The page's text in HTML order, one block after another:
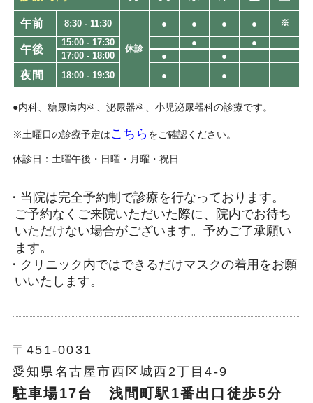
午前 8:30 - 11:30
休診
● ● ● ● ※
午後
15:00 - 17:30 ●
●
17:00 - 18:00
● ●
夜間 18:00 - 19:30​ ● ●
●内科、糖尿病内科、泌尿器科、小児泌尿器科の診療です。
※土曜日の診療予定はこちらをご確認ください。
休診日：土曜午後・日曜・月曜・祝日
・当院は完全予約制で診療を行なっております。
ご予約なくご来院いただいた際に、院内でお待ち
いただけない場合がございます。予めご了承願い
ます。
・クリニック内ではできるだけマスクの着用をお願
いいたします。
〒451-0031
愛知県名古屋市西区城西2丁目4-9
駐車場17台 浅間町駅1番出口徒歩5分